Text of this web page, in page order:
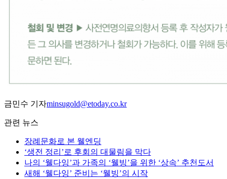
금민수 기자minsugold@etoday.co.kr
관련 뉴스
장례문화로 본 웰엔딩
‘생전 정리’로 후회의 대물림을 막다
나의 ‘웰다잉’과 가족의 ‘웰빙’을 위한 ‘상속’ 추천도서
새해 ‘웰다잉’ 준비는 ‘웰빙’의 시작